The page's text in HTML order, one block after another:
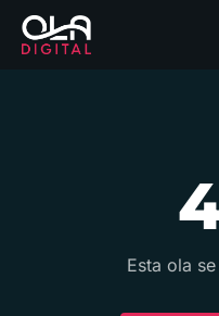
Esta ola